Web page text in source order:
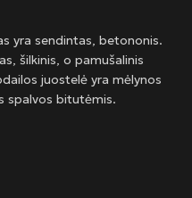
yra sendintas, betononis.
šilkinis, o pamušalinis
juostelė yra mėlynos
spalvos bitutėmis.